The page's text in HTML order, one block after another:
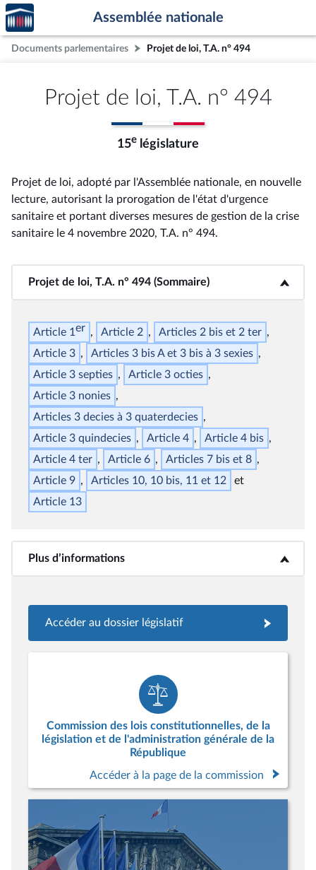
Aller au contenu
Aller en bas de la page
Accèder
à la
page
d'accueil
Assemblée nationale
Documents parlementaires Projet de loi, T.A. n° 494
Projet de loi, T.A. n° 494
15e législature
Projet de loi, adopté par l'Assemblée nationale, en nouvelle
lecture, autorisant la prorogation de l'état d'urgence
sanitaire et portant diverses mesures de gestion de la crise
sanitaire le 4 novembre 2020, T.A. n° 494.
Projet de loi, T.A. n° 494 (Sommaire)
<b>Projet de loi, T.A. n° 494 (Sommaire)</b>
Article 1er Article 2 Articles 2 bis et 2 ter
Article 3
Articles 3 bisA et 3 bis à 3 sexies
Article 3 septies Article 3 octies
Article 3 nonies
Articles 3 decies à 3 quaterdecies
Article 3 quindecies Article 4 Article 4 bis
Article 4 ter Article 6 Articles 7 bis et 8
Article 9
Articles 10, 10 bis, 11 et 12
Article 13
Plus d’informations<b>Plus d’informations</b>
Accéder au dossier législatif
Commission des lois constitutionnelles, de la
législation et de l'administration générale de la
République
Accéder à la page de la commission